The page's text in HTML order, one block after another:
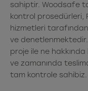
sahiptir. Woodsafe
kontrol prosedürleri,
hizmetleri
ve
proje ile ne
ve zamanında
tam kontrole sahibiz.